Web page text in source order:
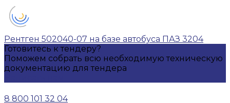
Рентген 502040-07 на базе автобуса ПАЗ 3204
Готовитесь к тендеру?
Поможем собрать всю необходимую техническую
документацию для тендера
8 800 101 32 04